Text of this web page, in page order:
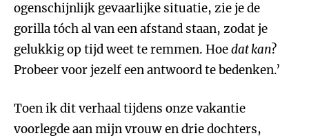
ogenschijnlijk gevaarlijke situatie, zie je de
gorilla tóch al van een afstand staan, zodat je
gelukkig op tijd weet te remmen. Hoedat kan?
Probeer voor jezelf een antwoord te bedenken.’
Toen ik dit verhaal tijdens onze vakantie
voorlegde aan mijn vrouw en drie dochters,